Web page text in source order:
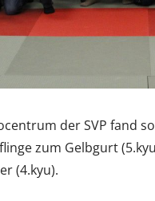
der SVP fand
zum Gelbgurt
(4.kyu).